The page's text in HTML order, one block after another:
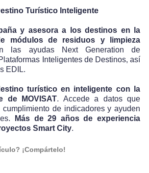
Turístico Inteligente
y asesora a los destinos en la
módulos de residuos y limpieza
las ayudas Next Generation de
Inteligentes de Destinos, así
EDIL.
turístico en inteligente con la
de MOVISAT. Accede a datos que
cumplimiento de indicadores y ayuden
Más de 29 años de experiencia
Smart City.
¡Compártelo!